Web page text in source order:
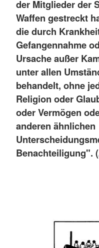
der Mitglieder der
Waffen gestreckt
die durch
Gefangennahme
Ursache außer
unter allen
behandelt, ohne
Religion oder
oder Vermögen
anderen ähnlichen
Benachteiligung".